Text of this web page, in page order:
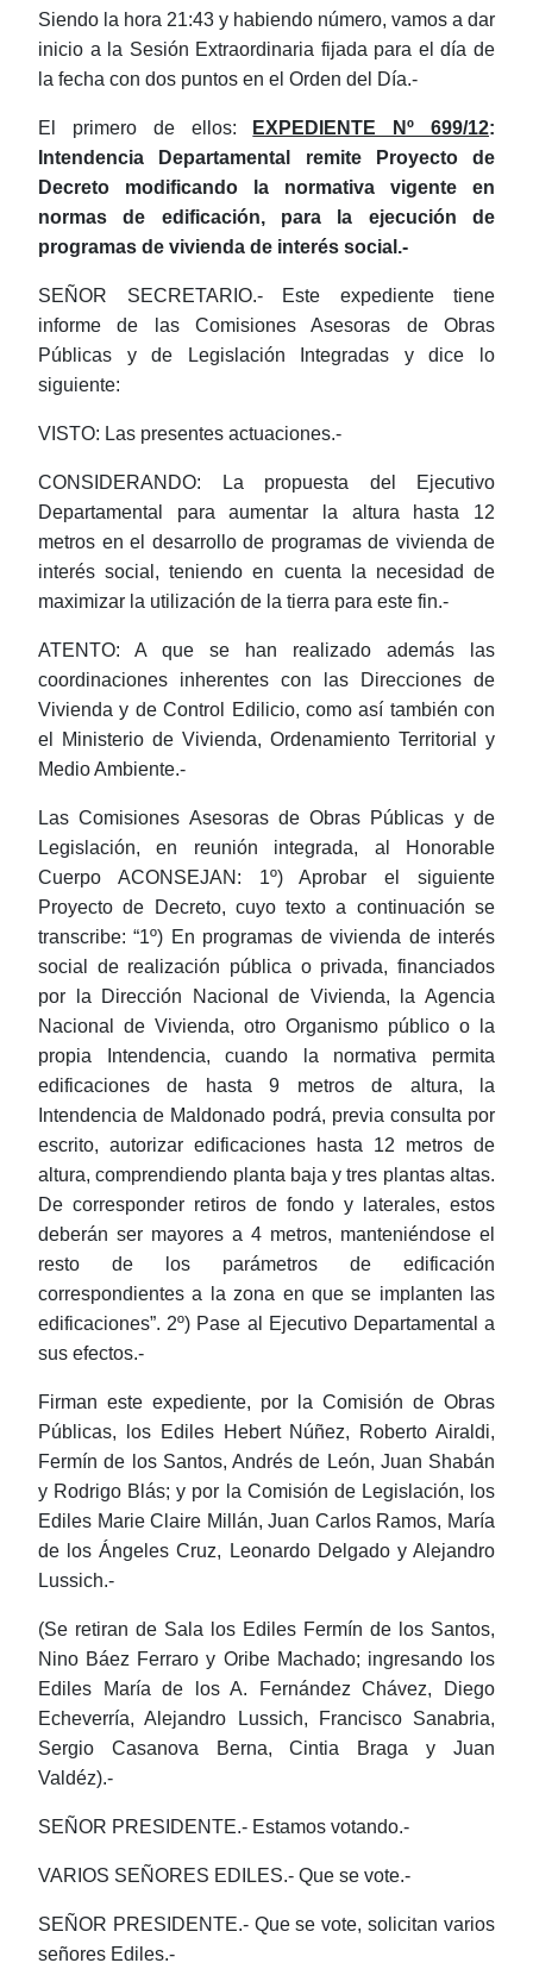
Siendo la hora 21:43 y habiendo número, vamos a dar
inicio a la Sesión Extraordinaria fijada para el día de
la fecha con dos puntos en el Orden del Día.-
El primero de ellos: EXPEDIENTE Nº 699/12:
Intendencia Departamental remite Proyecto de
Decreto modificando la normativa vigente en
normas de edificación, para la ejecución de
programas de vivienda de interés social.-
SEÑOR SECRETARIO.- Este expediente tiene
informe de las Comisiones Asesoras de Obras
Públicas y de Legislación Integradas y dice lo
siguiente:
VISTO: Las presentes actuaciones.-
CONSIDERANDO: La propuesta del Ejecutivo
Departamental para aumentar la altura hasta 12
metros en el desarrollo de programas de vivienda de
interés social, teniendo en cuenta la necesidad de
maximizar la utilización de la tierra para este fin.-
ATENTO: A que se han realizado además las
coordinaciones inherentes con las Direcciones de
Vivienda y de Control Edilicio, como así también con
el Ministerio de Vivienda, Ordenamiento Territorial y
Medio Ambiente.-
Las Comisiones Asesoras de Obras Públicas y de
Legislación, en reunión integrada, al Honorable
Cuerpo ACONSEJAN: 1º) Aprobar el siguiente
Proyecto de Decreto, cuyo texto a continuación se
transcribe: “1º) En programas de vivienda de interés
social de realización pública o privada, financiados
por la Dirección Nacional de Vivienda, la Agencia
Nacional de Vivienda, otro Organismo público o la
propia Intendencia, cuando la normativa permita
edificaciones de hasta 9 metros de altura, la
Intendencia de Maldonado podrá, previa consulta por
escrito, autorizar edificaciones hasta 12 metros de
altura, comprendiendo planta baja y tres plantas altas.
De corresponder retiros de fondo y laterales, estos
deberán ser mayores a 4 metros, manteniéndose el
resto de los parámetros de edificación
correspondientes a la zona en que se implanten las
edificaciones”. 2º) Pase al Ejecutivo Departamental a
sus efectos.-
Firman este expediente, por la Comisión de Obras
Públicas, los Ediles Hebert Núñez, Roberto Airaldi,
Fermín de los Santos, Andrés de León, Juan Shabán
y Rodrigo Blás; y por la Comisión de Legislación, los
Ediles Marie Claire Millán, Juan Carlos Ramos, María
de los Ángeles Cruz, Leonardo Delgado y Alejandro
Lussich.-
(Se retiran de Sala los Ediles Fermín de los Santos,
Nino Báez Ferraro y Oribe Machado; ingresando los
Ediles María de los A. Fernández Chávez, Diego
Echeverría, Alejandro Lussich, Francisco Sanabria,
Sergio Casanova Berna, Cintia Braga y Juan
Valdéz).-
SEÑOR PRESIDENTE.- Estamos votando.-
VARIOS SEÑORES EDILES.- Que se vote.-
SEÑOR PRESIDENTE.- Que se vote, solicitan varios
señores Ediles.-